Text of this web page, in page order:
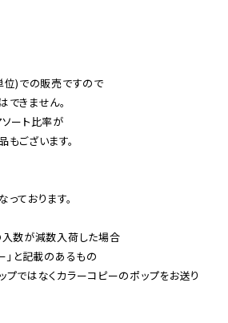
)での販売ですので
きません。
ソート比率が
ございます。
ております。
入数が減数入荷した場合
」と記載のあるもの
プではなくカラーコピーのポップをお送り